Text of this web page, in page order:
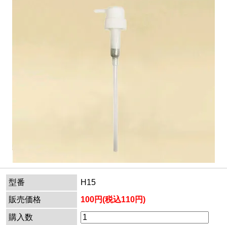
型番
H15
販売価格
100円(税込110円)
購入数